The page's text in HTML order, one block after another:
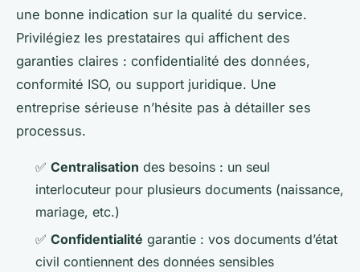
une bonne indication sur la qualité du service.
Privilégiez les prestataires qui affichent des
garanties claires : confidentialité des données,
conformité ISO, ou support juridique. Une
entreprise sérieuse n’hésite pas à détailler ses
processus.
✅ Centralisation des besoins : un seul
interlocuteur pour plusieurs documents (naissance,
mariage, etc.)
✅ Confidentialité garantie : vos documents d’état
civil contiennent des données sensibles